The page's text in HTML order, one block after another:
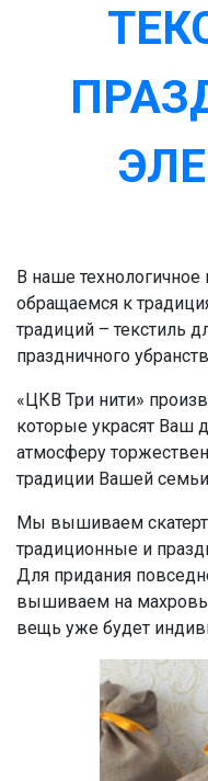
В наше
обращаемся к
традиций – текстиль
праздничного
«ЦКВ Три нити»
которые украсят Ваш
атмосферу
традиции Вашей
Мы вышиваем
традиционные и
Для придания
вышиваем на
вещь уже будет